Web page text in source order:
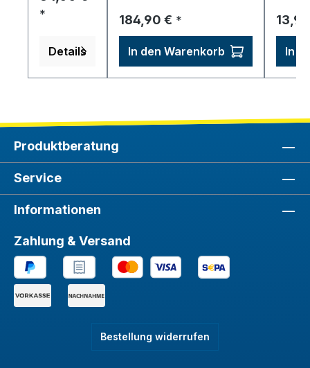
hten –
eständig,
*
Details
Regulärer Preis:
184,90 € *
In den Warenkorb In
Produktberatung
Service
Informationen
Zahlung & Versand
Bestellung widerrufen